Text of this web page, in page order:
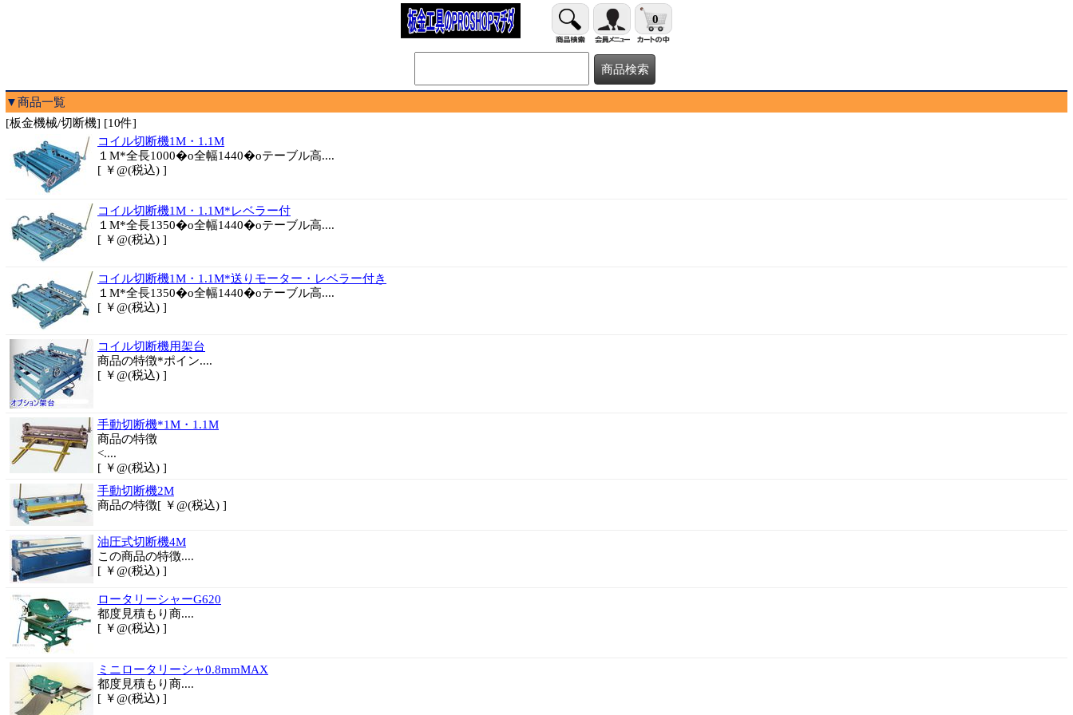
0
▼商品一覧
[板金機械/切断機] [10件]
コイル切断機1M・1.1M
１M*全長1000�o全幅1440�oテーブル高....
[ ￥@(税込) ]
コイル切断機1M・1.1M*レベラー付
１M*全長1350�o全幅1440�oテーブル高....
[ ￥@(税込) ]
コイル切断機1M・1.1M*送りモーター・レベラー付き
１M*全長1350�o全幅1440�oテーブル高....
[ ￥@(税込) ]
コイル切断機用架台
商品の特徴*ポイン....
[ ￥@(税込) ]
手動切断機*1M・1.1M
商品の特徴
<....
[ ￥@(税込) ]
手動切断機2M
商品の特徴[ ￥@(税込) ]
油圧式切断機4M
この商品の特徴....
[ ￥@(税込) ]
ロータリーシャーG620
都度見積もり商....
[ ￥@(税込) ]
ミニロータリーシャ0.8mmMAX
都度見積もり商....
[ ￥@(税込) ]